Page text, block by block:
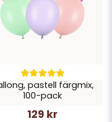
pastell färgmix,
100-pack
129 kr